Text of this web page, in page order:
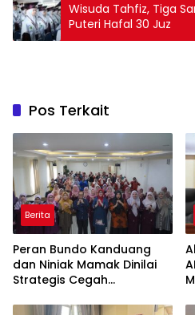
Wisuda Tahfiz, Tiga
Puteri Hafal 30 Juz
Pos Terkait
Berita
Peran Bundo Kanduang
dan Niniak Mamak Dinilai
Strategis Cegah